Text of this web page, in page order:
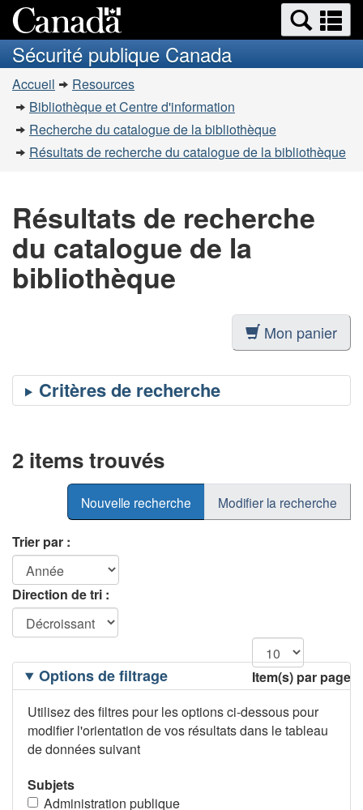
au
contenu
à
la
simplifiée
Recherche
et
menus
et
Sécurité publique Canada
Vous
êtes
ici
Accueil
Resources
Bibliothèque et Centre d'information
Recherche du catalogue de la bibliothèque
Résultats de recherche du catalogue de la bibliothèque
Résultats de recherche
du catalogue de la
bibliothèque
Mon panier
2 items trouvés
Nouvelle recherche Modifier la recherche
Trier par :
Direction de tri :
Item(s) par page
Filtrage
desOptions de filtrage
Utilisez des filtres pour les options ci-dessous pour
modifier l'orientation de vos résultats dans le tableau
de données suivant
Subjets
Administration publique